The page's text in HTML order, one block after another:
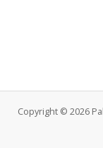
Copyright © 2026